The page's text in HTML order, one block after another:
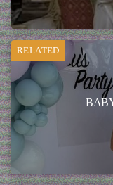
RELATED